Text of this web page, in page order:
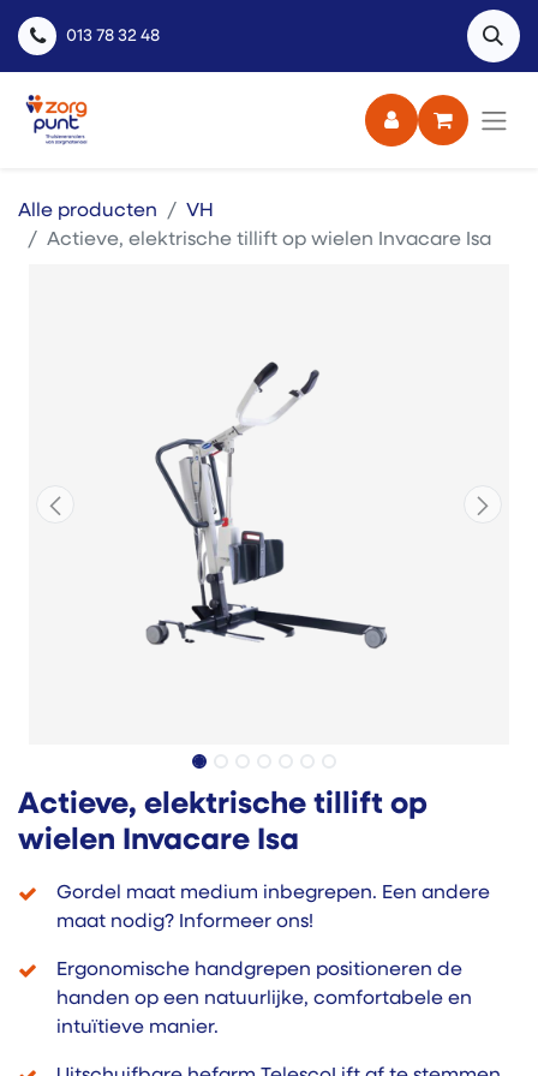
013 78 32 48
Alle producten
VH
Actieve, elektrische tillift op wielen Invacare Isa
Actieve, elektrische tillift op
wielen Invacare Isa
Gordel maat medium inbegrepen. Een andere
maat nodig? Informeer ons!
Ergonomische handgrepen positioneren de
handen op een natuurlijke, comfortabele en
intuïtieve manier.